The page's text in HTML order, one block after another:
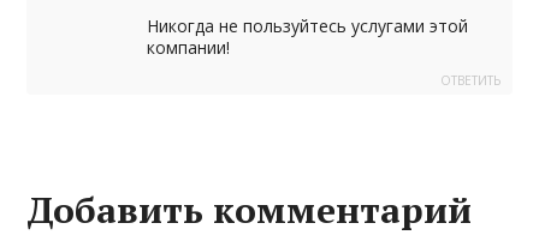
Никогда не пользуйтесь услугами этой
компании!
ОТВЕТИТЬ
Добавить комментарий